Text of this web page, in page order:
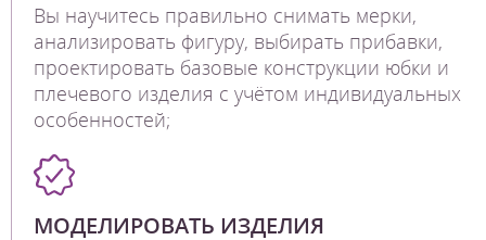
Вы научитесь правильно снимать мерки,
анализировать фигуру, выбирать прибавки,
проектировать базовые конструкции юбки и
плечевого изделия с учётом индивидуальных
особенностей;
МОДЕЛИРОВАТЬ ИЗДЕЛИЯ